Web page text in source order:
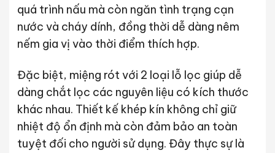
quá trình nấu mà còn ngăn tình trạng cạn
nước và cháy dính, đồng thời dễ dàng nêm
nếm gia vị vào thời điểm thích hợp.
Đặc biệt, miệng rót với 2 loại lỗ lọc giúp dễ
dàng chắt lọc các nguyên liệu có kích thước
khác nhau. Thiết kế khép kín không chỉ giữ
nhiệt độ ổn định mà còn đảm bảo an toàn
tuyệt đối cho người sử dụng. Đây thực sự là